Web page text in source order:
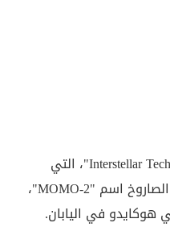
وأطلقت الصاروخ شركة "Interstellar Technologies"، التي
أسسها تاكافومي هوري، وحمل الصاروخ اسم "MOMO-2"،
هوكايدو في اليابان.